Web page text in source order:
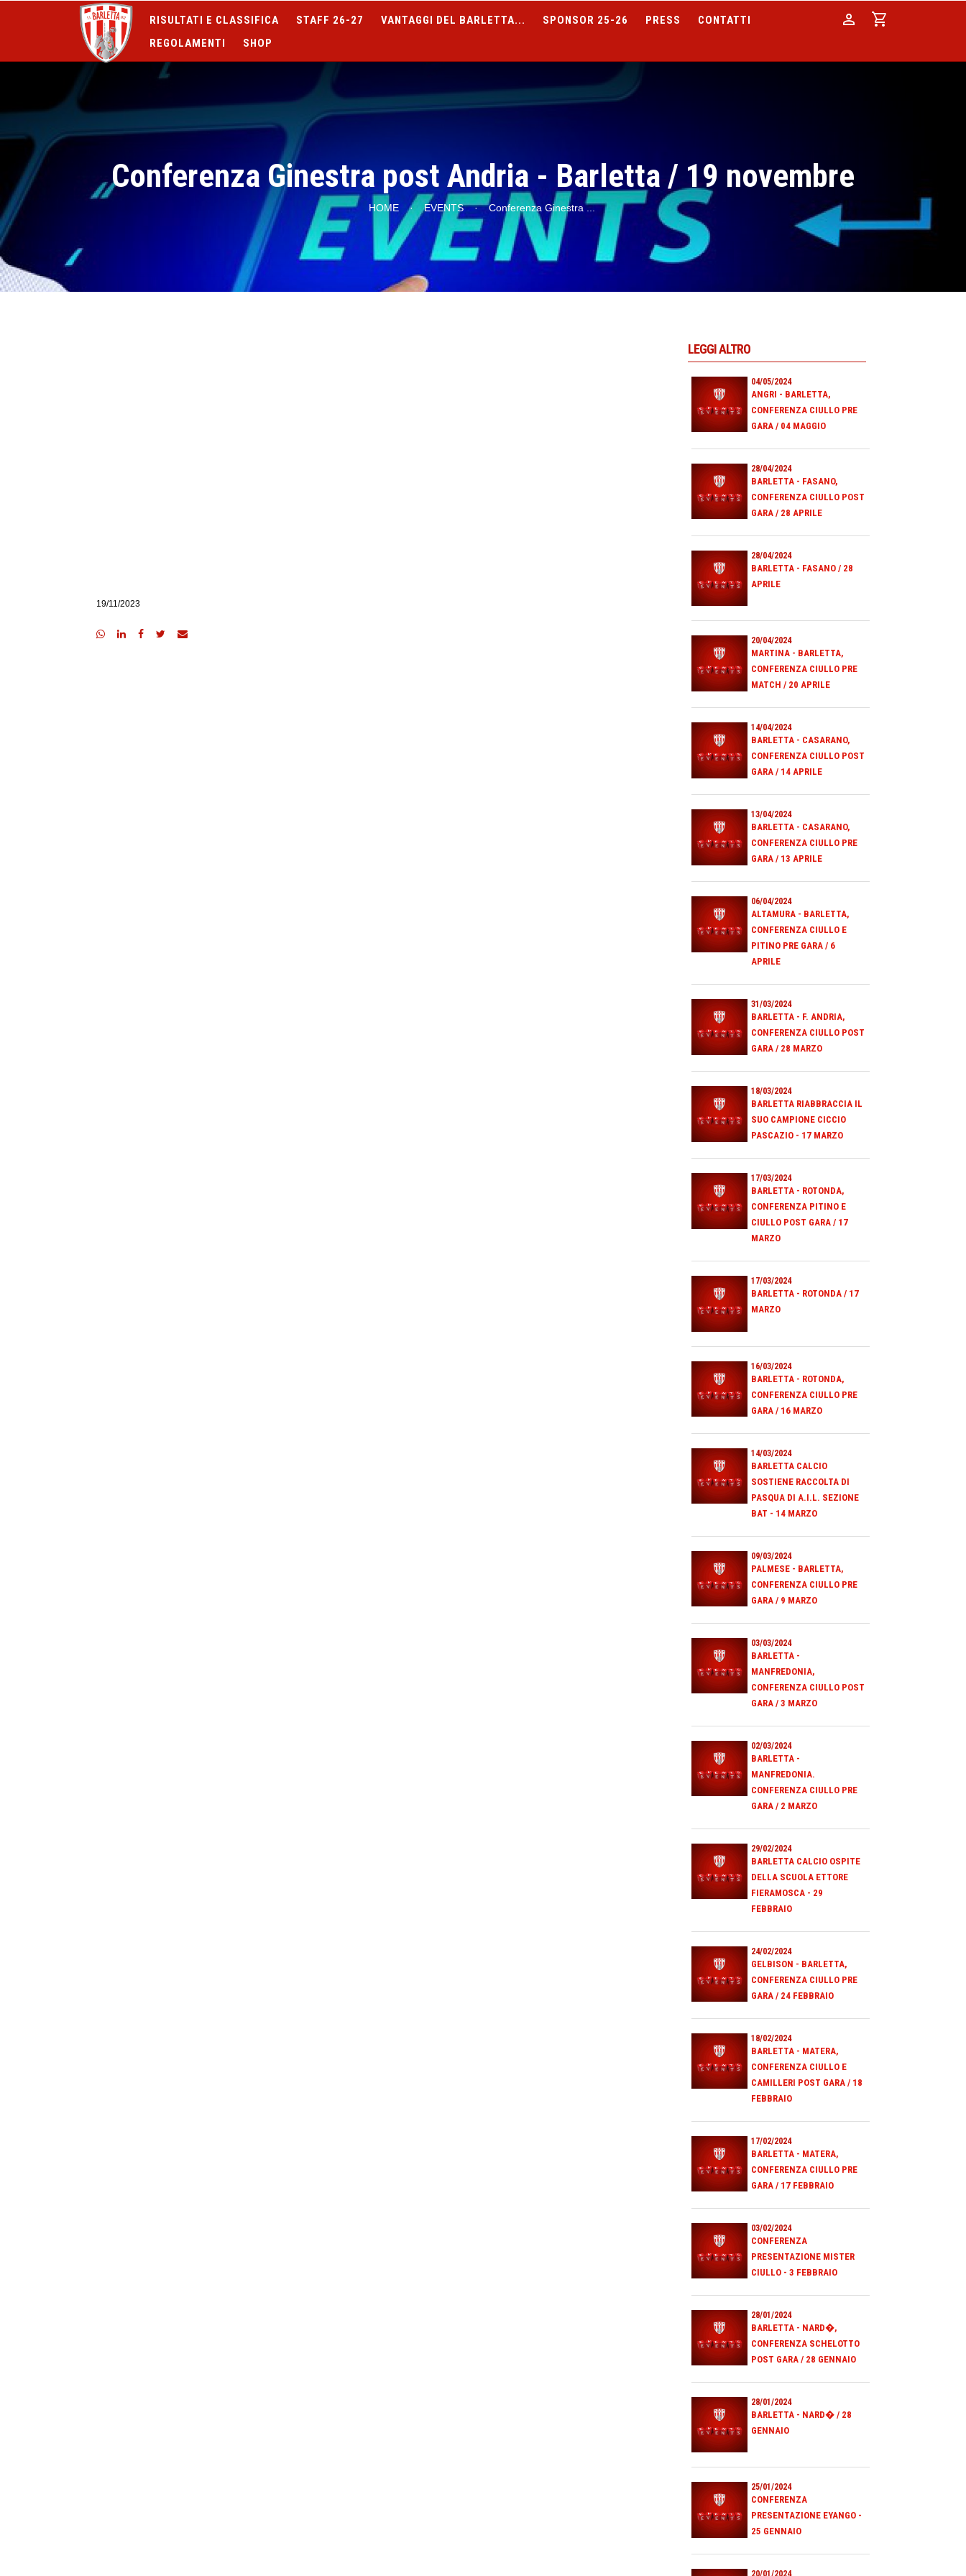
person shopping_cart
RISULTATI E CLASSIFICA STAFF 26-27 VANTAGGI DEL BARLETTA... SPONSOR 25-26 PRESS
CONTATTI
REGOLAMENTI
SHOP
Conferenza Ginestra post Andria - Barletta / 19 novembre
HOME · EVENTS · Conferenza Ginestra...
19/11/2023
LEGGI ALTRO
04/05/2024
ANGRI - BARLETTA,
CONFERENZA CIULLO PRE
GARA / 04 MAGGIO
28/04/2024
BARLETTA - FASANO,
CONFERENZA CIULLO POST
GARA / 28 APRILE
28/04/2024
BARLETTA - FASANO / 28
APRILE
20/04/2024
MARTINA - BARLETTA,
CONFERENZA CIULLO PRE
MATCH / 20 APRILE
14/04/2024
BARLETTA - CASARANO,
CONFERENZA CIULLO POST
GARA / 14 APRILE
13/04/2024
BARLETTA - CASARANO,
CONFERENZA CIULLO PRE
GARA / 13 APRILE
06/04/2024
ALTAMURA - BARLETTA,
CONFERENZA CIULLO E
PITINO PRE GARA / 6
APRILE
31/03/2024
BARLETTA - F. ANDRIA,
CONFERENZA CIULLO POST
GARA / 28 MARZO
18/03/2024
BARLETTA RIABBRACCIA IL
SUO CAMPIONE CICCIO
PASCAZIO - 17 MARZO
17/03/2024
BARLETTA - ROTONDA,
CONFERENZA PITINO E
CIULLO POST GARA / 17
MARZO
17/03/2024
BARLETTA - ROTONDA / 17
MARZO
16/03/2024
BARLETTA - ROTONDA,
CONFERENZA CIULLO PRE
GARA / 16 MARZO
14/03/2024
BARLETTA CALCIO
SOSTIENE RACCOLTA DI
PASQUA DI A.I.L. SEZIONE
BAT - 14 MARZO
09/03/2024
PALMESE - BARLETTA,
CONFERENZA CIULLO PRE
GARA / 9 MARZO
03/03/2024
BARLETTA -
MANFREDONIA,
CONFERENZA CIULLO POST
GARA / 3 MARZO
02/03/2024
BARLETTA -
MANFREDONIA.
CONFERENZA CIULLO PRE
GARA / 2 MARZO
29/02/2024
BARLETTA CALCIO OSPITE
DELLA SCUOLA ETTORE
FIERAMOSCA - 29
FEBBRAIO
24/02/2024
GELBISON - BARLETTA,
CONFERENZA CIULLO PRE
GARA / 24 FEBBRAIO
18/02/2024
BARLETTA - MATERA,
CONFERENZA CIULLO E
CAMILLERI POST GARA / 18
FEBBRAIO
17/02/2024
BARLETTA - MATERA,
CONFERENZA CIULLO PRE
GARA / 17 FEBBRAIO
03/02/2024
CONFERENZA
PRESENTAZIONE MISTER
CIULLO - 3 FEBBRAIO
28/01/2024
BARLETTA - NARD�,
CONFERENZA SCHELOTTO
POST GARA / 28 GENNAIO
28/01/2024
BARLETTA - NARD� / 28
GENNAIO
25/01/2024
CONFERENZA
PRESENTAZIONE EYANGO -
25 GENNAIO